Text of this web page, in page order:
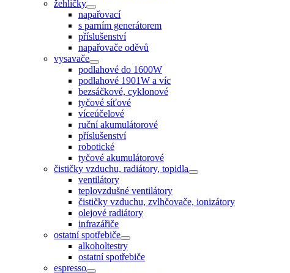
žehličky
napařovací
s parním generátorem
příslušenství
napařovače oděvů
vysavače
podlahové do 1600W
podlahové 1901W a víc
bezsáčkové, cyklonové
tyčové síťové
víceúčelové
ruční akumulátorové
příslušenství
robotické
tyčové akumulátorové
čističky vzduchu, radiátory, topidla
ventilátory
teplovzdušné ventilátory
čističky vzduchu, zvlhčovače, ionizátory
olejové radiátory
infrazářiče
ostatní spotřebiče
alkoholtestry
ostatní spotřebiče
espresso